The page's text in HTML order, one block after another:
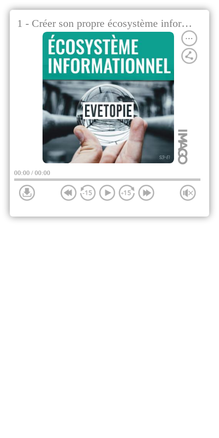
1 - Créer son propre écosystème informationnel personnel
00:00 / 00:00